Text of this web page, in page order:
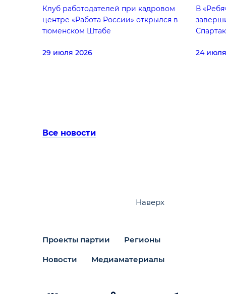
Клуб работодателей при кадровом
центре «Работа России» открылся в
тюменском Штабе
29 июля 2026
В
24
Все новости
Проекты партии Регионы
Новости Медиаматериалы
Наверх